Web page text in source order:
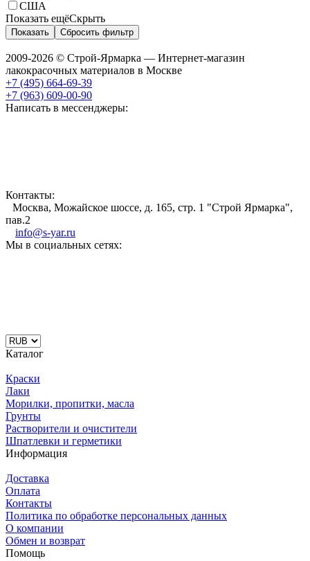
США
Показать ещёСкрыть
Показать Сбросить фильтр
2009-2026 © Строй-Ярмарка — Интернет-магазин
лакокрасочных материалов в Москве
+7 (495) 664-69-39
+7 (963) 609-00-90
Написать в мессенджеры:
Контакты:
Москва, Можайское шоссе, д. 165, стр. 1 "Строй Ярмарка",
пав.2
info@s-yar.ru
Мы в социальных сетях:
Каталог
Краски
Лаки
Морилки, пропитки, масла
Грунты
Растворители и очистители
Шпатлевки и герметики
Информация
Доставка
Оплата
Контакты
Политика по обработке персональных данных
О компании
Обмен и возврат
Помощь